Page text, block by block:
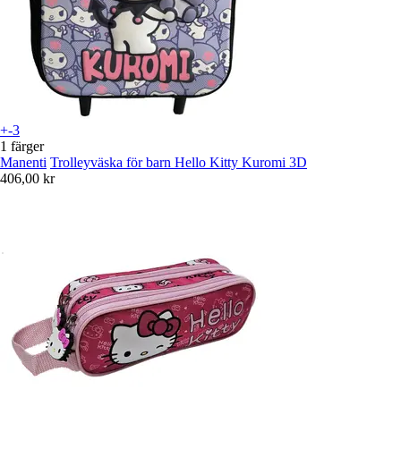
+-3
1 färger
Manenti Trolleyväska för barn Hello Kitty Kuromi 3D
406,00 kr